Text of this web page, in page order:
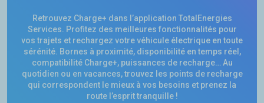
Retrouvez Charge+ dans l’application TotalEnergies
Services. Profitez des meilleures fonctionnalités pour
vos trajets et rechargez votre véhicule électrique en toute
sérénité. Bornes à proximité, disponibilité en temps réel,
compatibilité Charge+, puissances de recharge… Au
quotidien ou en vacances, trouvez les points de recharge
qui correspondent le mieux à vos besoins et prenez la
route l’esprit tranquille !